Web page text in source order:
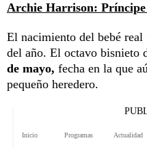
Inicio Programas Actualidad
Archie Harrison:
El nacimiento del bebé real
del año. El octavo bisnieto
de mayo, fecha en la que
pequeño heredero.